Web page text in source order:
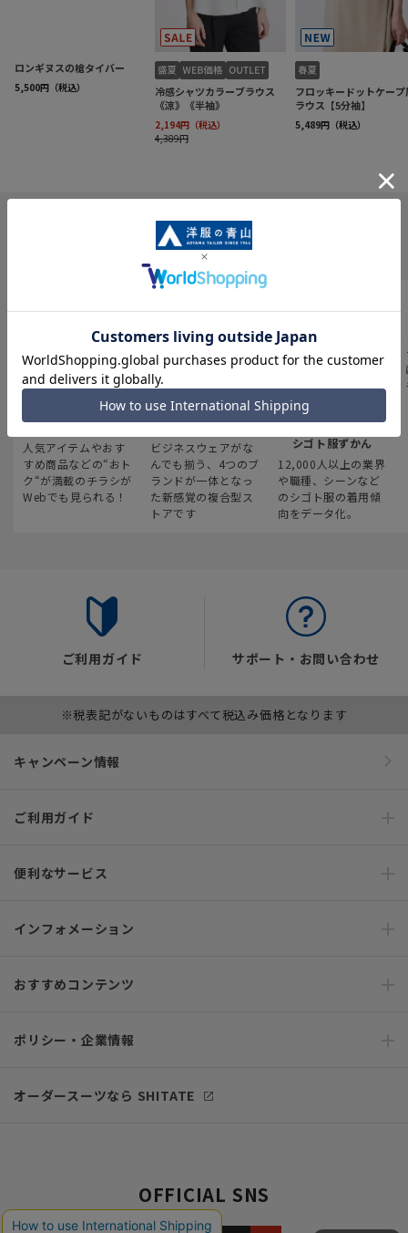
INFORMATION
最新のお買い得情報
人気アイテムやおす
すめ商品などの“おト
ク“が満載のチラシが
Webでも見られる！
スーツスクエア
ビジネスウェアがな
んでも揃う、4つのブ
ランドが一体となっ
た新感覚の複合型ス
トアです
みんなの
シゴト服ずかん
12,000人以上の業界
や職種、シーンなど
のシゴト服の着用傾
向をデータ化。
ご利用ガイド サポート・お問い合わせ
※税表記がないものはすべて税込み価格となります
キャンペーン情報
ご利用ガイド
便利なサービス
インフォメーション
おすすめコンテンツ
ポリシー・企業情報
オーダースーツなら SHITATE
OFFICIAL SNS